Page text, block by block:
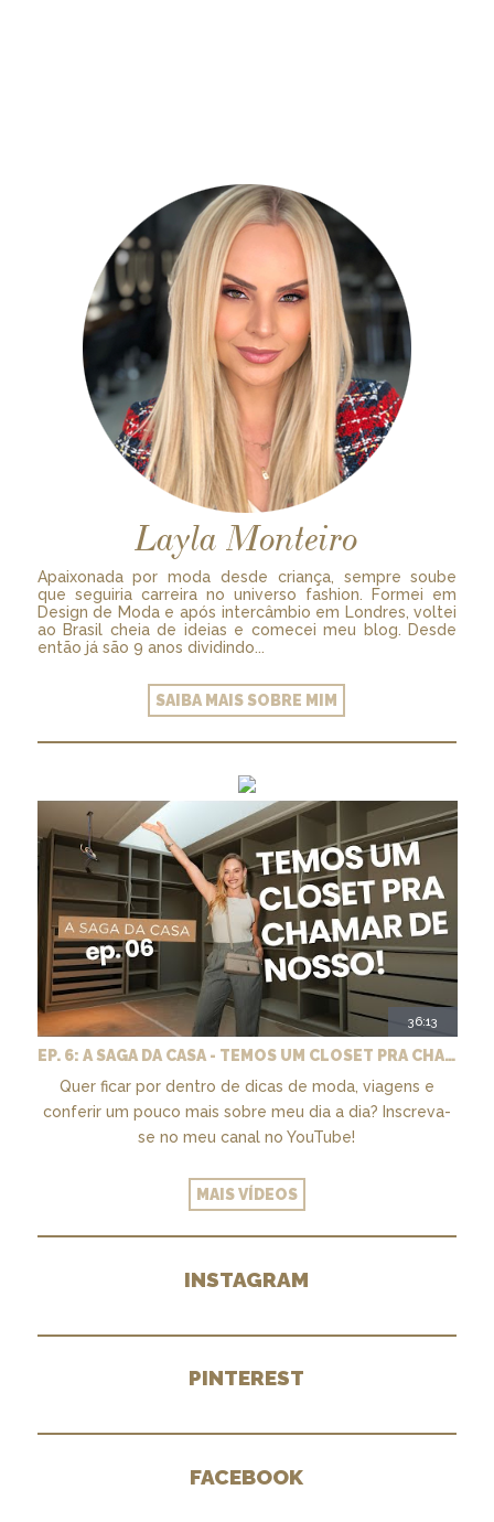
Layla Monteiro
Apaixonada por moda desde criança, sempre soube
que seguiria carreira no universo fashion. Formei em
Design de Moda e após intercâmbio em Londres, voltei
ao Brasil cheia de ideias e comecei meu blog. Desde
então já são 9 anos dividindo...
SAIBA MAIS SOBRE MIM
36:13
EP. 6: A SAGA DA CASA - TEMOS UM CLOSET PRA CHAMAR DE NOSSO + MARCENARIA E PAISAGISMO
Quer ficar por dentro de dicas de moda, viagens e
conferir um pouco mais sobre meu dia a dia? Inscreva-
se no meu canal no YouTube!
MAIS VÍDEOS
INSTAGRAM
PINTEREST
FACEBOOK